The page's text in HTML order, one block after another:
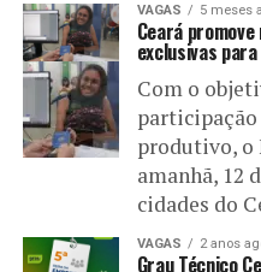
VAGAS 5 meses
Ceará
exclusivas
Com o
produtivo, o
amanhã, 12
cidades do
VAGAS 2 anos
Grau Técnico